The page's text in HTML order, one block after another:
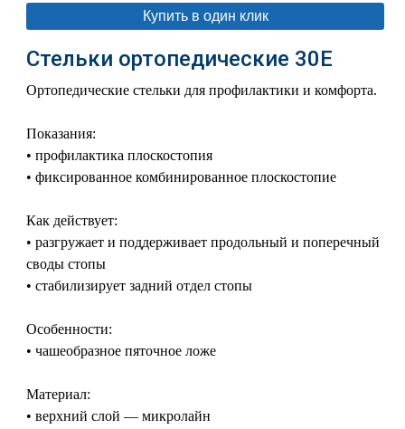
Купить в один клик
Стельки ортопедические 30Е
Ортопедические стельки для профилактики и комфорта.
Показания:
• профилактика плоскостопия
• фиксированное комбинированное плоскостопие
Как действует:
• разгружает и поддерживает продольный и поперечный
своды стопы
• стабилизирует задний отдел стопы
Особенности:
• чашеобразное пяточное ложе
Материал:
• верхний слой — микролайн